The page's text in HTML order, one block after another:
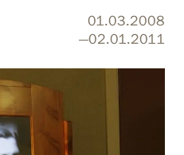
close
01.03.2008
—02.01.2011